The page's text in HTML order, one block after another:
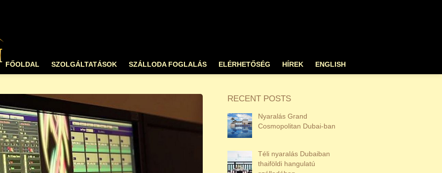
FŐOLDAL SZOLGÁLTATÁSOK SZÁLLODA FOGLALÁS ELÉRHETŐSÉG HÍREK ENGLISH
RECENT POSTS
Nyaralás Grand
Cosmopolitan Dubai-ban
Téli nyaralás Dubaiban
thaiföldi hangulatú